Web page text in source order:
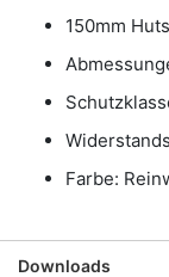
150mm
Farbe:
Downloads